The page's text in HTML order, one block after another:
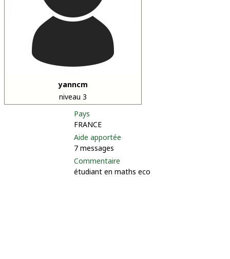
yanncm
niveau 3
Pays
FRANCE
Aide apportée
7 messages
Commentaire
étudiant en maths eco